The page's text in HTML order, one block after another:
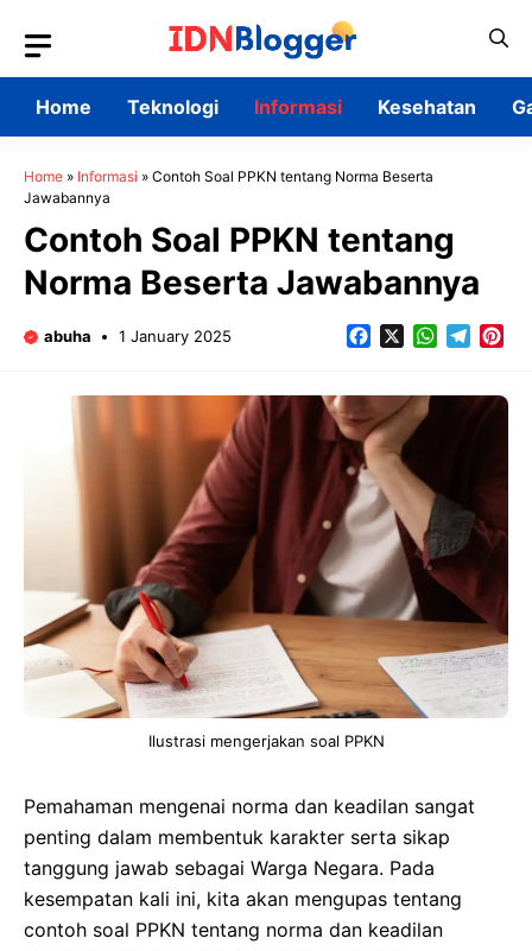
content
Home
Teknologi Informasi Kesehatan
Home » Informasi » Contoh Soal PPKN tentang Norma Beserta
Jawabannya
Contoh Soal PPKN tentang
Norma Beserta Jawabannya
abuha 1 January 2025 FacebookWhatsApp
Ilustrasi mengerjakan soal PPKN
Pemahaman mengenai norma dan keadilan sangat
penting dalam membentuk karakter serta sikap
tanggung jawab sebagai Warga Negara. Pada
kesempatan kali ini, kita akan mengupas tentang
contoh soal PPKN tentang norma dan keadilan